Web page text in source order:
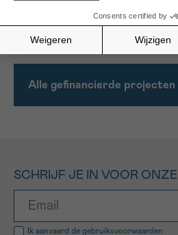
welzijn.
Alle gefinancierde projecten
SCHRIJF JE IN VOOR
Ik aanvaard de gebruiksvoorwaarden